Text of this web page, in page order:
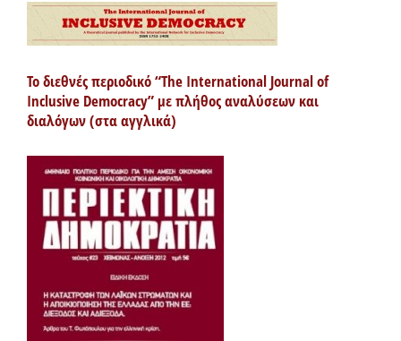
Το διεθνές περιοδικό “The International Journal of
Inclusive Democracy” με πλήθος αναλύσεων και
διαλόγων (στα αγγλικά)